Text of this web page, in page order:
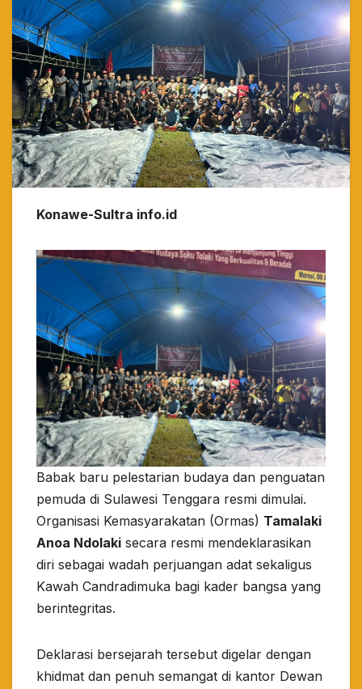
Konawe-Sultra info.id
Babak baru pelestarian budaya dan penguatan
pemuda di Sulawesi Tenggara resmi dimulai.
Organisasi Kemasyarakatan (Ormas) Tamalaki
Anoa Ndolaki secara resmi mendeklarasikan
diri sebagai wadah perjuangan adat sekaligus
Kawah Candradimuka bagi kader bangsa yang
berintegritas.
​Deklarasi bersejarah tersebut digelar dengan
khidmat dan penuh semangat di kantor Dewan